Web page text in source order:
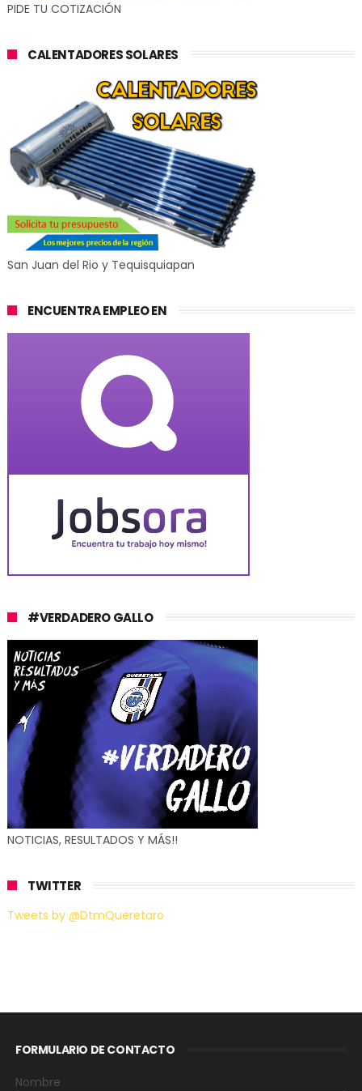
PIDE TU COTIZACIÓN
CALENTADORES SOLARES
San Juan del Rio y Tequisquiapan
ENCUENTRA EMPLEO EN
#VERDADERO GALLO
NOTICIAS, RESULTADOS Y MÁS!!
TWITTER
Tweets by @DtmQueretaro
FORMULARIO DE CONTACTO
Nombre